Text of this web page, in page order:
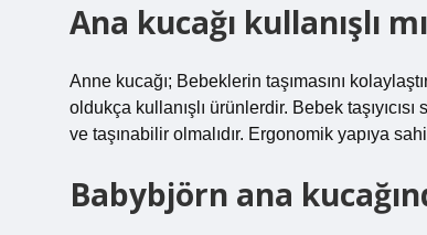
Ana kucağı kullanışlı
Anne kucağı; Bebeklerin taşımasını
oldukça kullanışlı ürünlerdir. Bebek
ve taşınabilir olmalıdır. Ergonomik yapıya
Babybjörn ana